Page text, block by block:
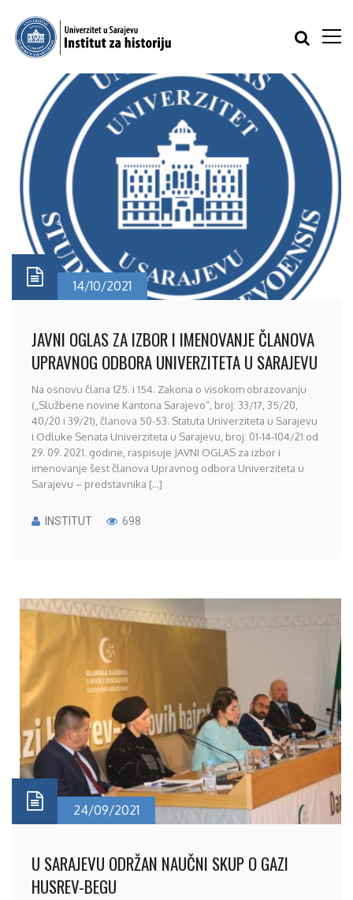
14/10/2021
JAVNI OGLAS ZA IZBOR I IMENOVANJE ČLANOVA
UPRAVNOG ODBORA UNIVERZITETA U SARAJEVU
Na osnovu člana 125. i 154. Zakona o visokom obrazovanju
(„Službene novine Kantona Sarajevo“, broj: 33/17, 35/20,
40/20 i 39/21), članova 50-53. Statuta Univerziteta u Sarajevu
i Odluke Senata Univerziteta u Sarajevu, broj: 01-14-104/21 od
29. 09. 2021. godine, raspisuje JAVNI OGLAS za izbor i
imenovanje šest članova Upravnog odbora Univerziteta u
Sarajevu – predstavnika [...]
INSTITUT 698
24/09/2021
U SARAJEVU ODRŽAN NAUČNI SKUP O GAZI
HUSREV-BEGU